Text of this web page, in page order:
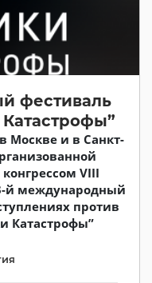
фестиваль
Москве и в Санкт-
VIII
й международный
против
Катастрофы”